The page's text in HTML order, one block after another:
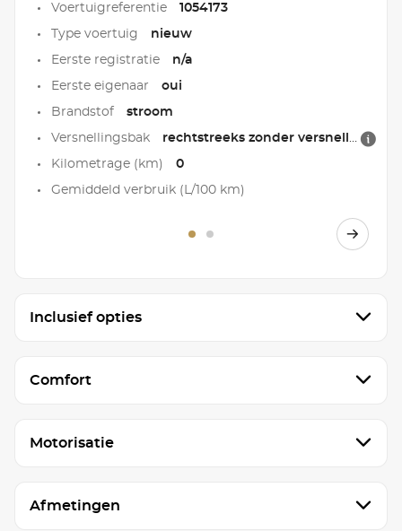
Voertuigreferentie 1054173
Type voertuig nieuw
Eerste registratie n/a
Eerste eigenaar oui
Brandstof stroom
Versnellingsbak rechtstreeks zonder versnellingsbak
Kilometrage (km) 0
Gemiddeld verbruik (L/100 km)
Inclusief opties
Comfort
Motorisatie
Afmetingen